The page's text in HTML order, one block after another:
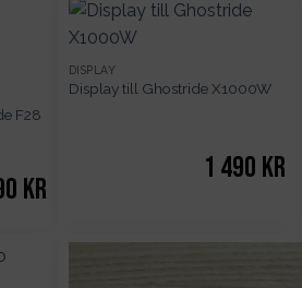
F28
kr
DISPLAY
Display till Ghostride X1000W
1 490 kr